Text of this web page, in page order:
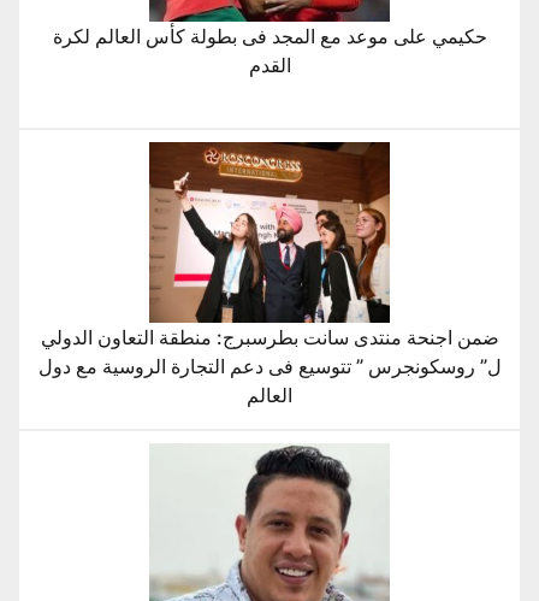
حكيمي على موعد مع المجد فى بطولة كأس العالم لكرة
القدم
ضمن اجنحة منتدى سانت بطرسبرج: منطقة التعاون الدولي
ل” روسكونجرس ” تتوسيع فى دعم التجارة الروسية مع دول
العالم